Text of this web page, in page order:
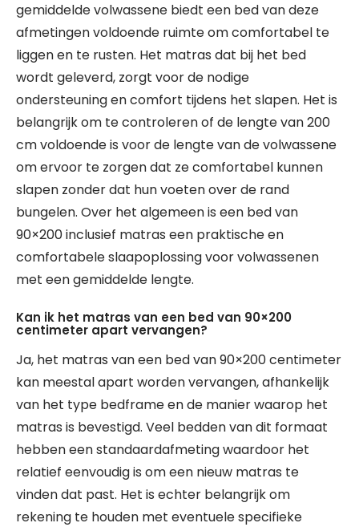
gemiddelde volwassene biedt een bed van deze
afmetingen voldoende ruimte om comfortabel te
liggen en te rusten. Het matras dat bij het bed
wordt geleverd, zorgt voor de nodige
ondersteuning en comfort tijdens het slapen. Het is
belangrijk om te controleren of de lengte van 200
cm voldoende is voor de lengte van de volwassene
om ervoor te zorgen dat ze comfortabel kunnen
slapen zonder dat hun voeten over de rand
bungelen. Over het algemeen is een bed van
90×200 inclusief matras een praktische en
comfortabele slaapoplossing voor volwassenen
met een gemiddelde lengte.
Kan ik het matras van een bed van 90×200
centimeter apart vervangen?
Ja, het matras van een bed van 90×200 centimeter
kan meestal apart worden vervangen, afhankelijk
van het type bedframe en de manier waarop het
matras is bevestigd. Veel bedden van dit formaat
hebben een standaardafmeting waardoor het
relatief eenvoudig is om een nieuw matras te
vinden dat past. Het is echter belangrijk om
rekening te houden met eventuele specifieke